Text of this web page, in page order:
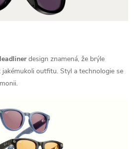
design znamená, že brýle
jakémukoli outfitu. Styl a technologie se